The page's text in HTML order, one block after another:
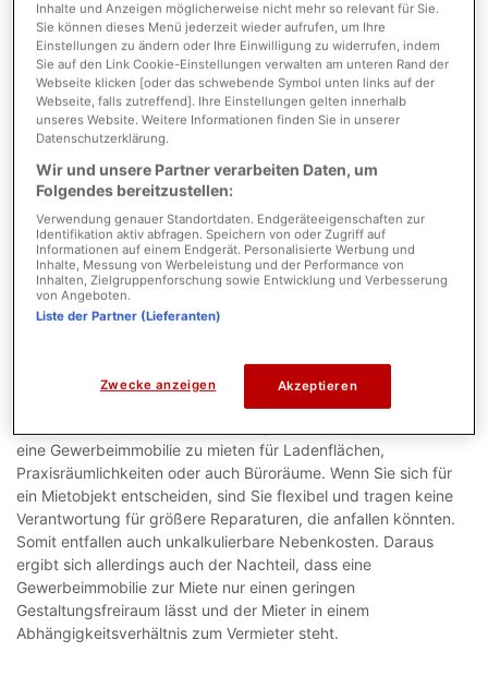
Lagerhallen
Büroräumlichkeiten oder -komplexe
Ladenflächen
Praxisräumlichkeiten
Produktionshallen
Raum benötigen, hängt von Ihrem Vorhaben und Gewerbe ab.
Bei uns finden Sie alle Arten von Immobilien, ebenso spezielle
Gewerbeimmobilien wie beispielsweise Turnhallen oder
Industrieflächen.
Abhängig von der Art der Gewerbeimmobilie kommt für Sie eine
eine Gewerbeimmobilie zu mieten für Ladenflächen,
Praxisräumlichkeiten oder auch Büroräume. Wenn Sie sich für
ein Mietobjekt entscheiden, sind Sie flexibel und tragen keine
Verantwortung für größere Reparaturen, die anfallen könnten.
Somit entfallen auch unkalkulierbare Nebenkosten. Daraus
ergibt sich allerdings auch der Nachteil, dass eine
Gewerbeimmobilie zur Miete nur einen geringen
Gestaltungsfreiraum lässt und der Mieter in einem
Abhängigkeitsverhältnis zum Vermieter steht.
Inhalte und Anzeigen möglicherweise nicht mehr so relevant für Sie.
Sie können dieses Menü jederzeit wieder aufrufen, um Ihre
Einstellungen zu ändern oder Ihre Einwilligung zu widerrufen, indem
Sie auf den Link Cookie-Einstellungen verwalten am unteren Rand der
Webseite klicken [oder das schwebende Symbol unten links auf der
Webseite, falls zutreffend]. Ihre Einstellungen gelten innerhalb
unseres Website. Weitere Informationen finden Sie in unserer
Datenschutzerklärung.
Wir und unsere Partner verarbeiten Daten, um
Folgendes bereitzustellen:
Verwendung genauer Standortdaten. Endgeräteeigenschaften zur
Identifikation aktiv abfragen. Speichern von oder Zugriff auf
Informationen auf einem Endgerät. Personalisierte Werbung und
Inhalte, Messung von Werbeleistung und der Performance von
Inhalten, Zielgruppenforschung sowie Entwicklung und Verbesserung
von Angeboten.
Liste der Partner (Lieferanten)
Zwecke anzeigen Akzeptieren